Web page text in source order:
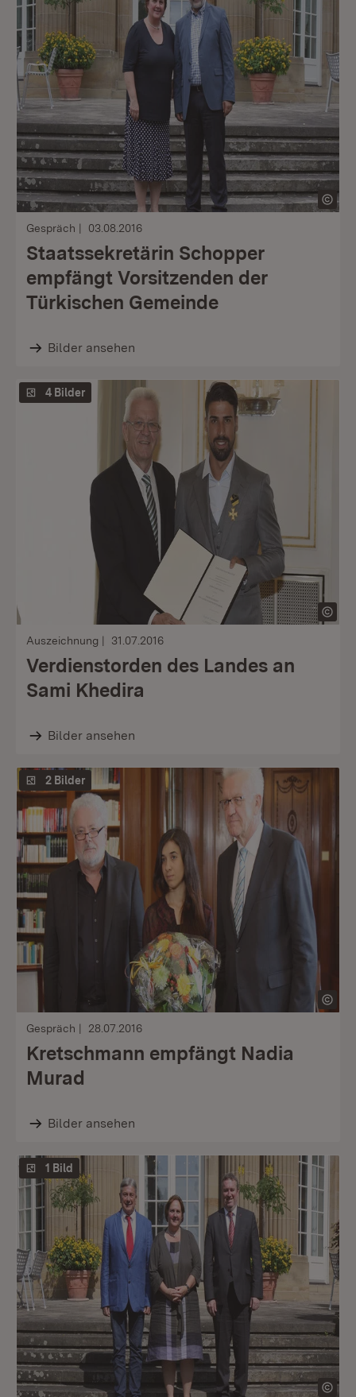
Gespräch 03.08.2016
Staatssekretärin Schopper
empfängt Vorsitzenden der
Türkischen Gemeinde
Bilder ansehen
4 Bilder
Auszeichnung 31.07.2016
Verdienstorden des Landes an
Sami Khedira
Bilder ansehen
2 Bilder
Gespräch 28.07.2016
Kretschmann empfängt Nadia
Murad
Bilder ansehen
1 Bild